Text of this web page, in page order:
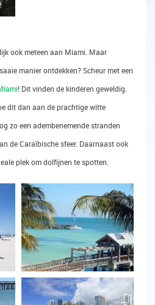
ook meteen aan Miami. Maar
manier ontdekken? Scheur met een
! Dit vinden de kinderen geweldig.
dit dan aan de prachtige witte
zo een adembenemende stranden
de Caraïbische sfeer. Daarnaast ook
plek om dolfijnen te spotten.